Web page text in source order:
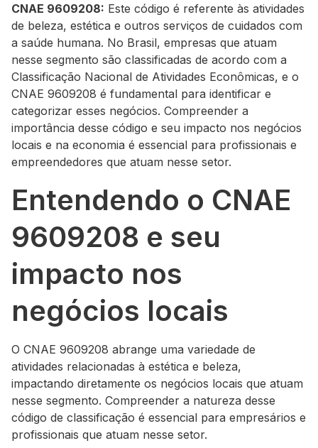
CNAE 9609208: Este código é referente às atividades
de beleza, estética e outros serviços de cuidados com
a saúde humana. No Brasil, empresas que atuam
nesse segmento são classificadas de acordo com a
Classificação Nacional de Atividades Econômicas, e o
CNAE 9609208 é fundamental para identificar e
categorizar esses negócios. Compreender a
importância desse código e seu impacto nos negócios
locais e na economia é essencial para profissionais e
empreendedores que atuam nesse setor.
Entendendo o CNAE
9609208 e seu
impacto nos
negócios locais
O CNAE 9609208 abrange uma variedade de
atividades relacionadas à estética e beleza,
impactando diretamente os negócios locais que atuam
nesse segmento. Compreender a natureza desse
código de classificação é essencial para empresários e
profissionais que atuam nesse setor.